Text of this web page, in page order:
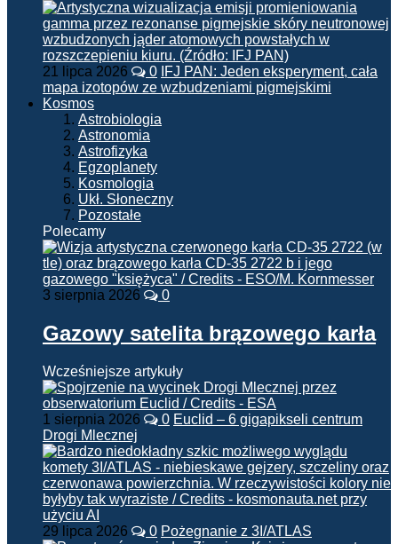
21 lipca 2026 0 IFJ PAN: Jeden eksperyment, cała
mapa izotopów ze wzbudzeniami pigmejskimi
Kosmos
Astrobiologia
Astronomia
Astrofizyka
Egzoplanety
Kosmologia
Ukł. Słoneczny
Pozostałe
Polecamy
3 sierpnia 2026 0
Gazowy satelita brązowego karła
Wcześniejsze artykuły
1 sierpnia 2026 0 Euclid – 6 gigapikseli centrum
Drogi Mlecznej
29 lipca 2026 0 Pożegnanie z 3I/ATLAS